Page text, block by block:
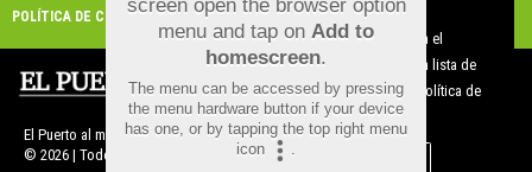
POLÍTICA DE COOKIES
El Puerto al minuto |Términos de uso|Protección de datos
© 2026 | Todos los derechos reservados
screen open the browser option
menu and tap on Add to
homescreen.
The menu can be accessed by pressing
the menu hardware button if your device
has one, or by tapping the top right menu
icon
.
Aviso sobre el Uso de cookies:
Utilizamos cookies nuestras y de terceros para el
funcionamiento del digital. Puedes consultar la lista de
cookies y como desconectarlas. Ver nuestra Política de
Privacidad y Cookies
Aceptar Cookies